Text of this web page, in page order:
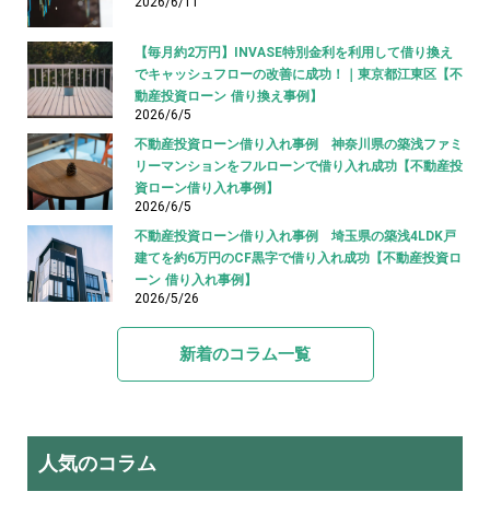
【毎月約2万円】INVASE特別金利を利用して借り換え
でキャッシュフローの改善に成功！｜東京都江東区【不
動産投資ローン 借り換え事例】
2026/6/5
不動産投資ローン借り入れ事例 神奈川県の築浅ファミ
リーマンションをフルローンで借り入れ成功【不動産投
資ローン借り入れ事例】
2026/6/5
不動産投資ローン借り入れ事例 埼玉県の築浅4LDK戸
建てを約6万円のCF黒字で借り入れ成功【不動産投資ロ
ーン 借り入れ事例】
2026/5/26
新着のコラム一覧
人気のコラム